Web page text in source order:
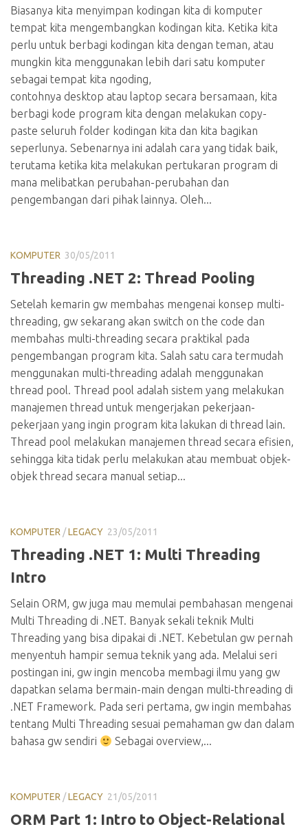
Biasanya kita menyimpan kodingan kita di komputer
tempat kita mengembangkan kodingan kita. Ketika kita
perlu untuk berbagi kodingan kita dengan teman, atau
mungkin kita menggunakan lebih dari satu komputer
sebagai tempat kita ngoding,
contohnya desktop atau laptop secara bersamaan, kita
berbagi kode program kita dengan melakukan copy-
paste seluruh folder kodingan kita dan kita bagikan
seperlunya. Sebenarnya ini adalah cara yang tidak baik,
terutama ketika kita melakukan pertukaran program di
mana melibatkan perubahan-perubahan dan
pengembangan dari pihak lainnya. Oleh...
KOMPUTER 30/05/2011
Threading .NET 2: Thread Pooling
Setelah kemarin gw membahas mengenai konsep multi-
threading, gw sekarang akan switch on the code dan
membahas multi-threading secara praktikal pada
pengembangan program kita. Salah satu cara termudah
menggunakan multi-threading adalah menggunakan
thread pool. Thread pool adalah sistem yang melakukan
manajemen thread untuk mengerjakan pekerjaan-
pekerjaan yang ingin program kita lakukan di thread lain.
Thread pool melakukan manajemen thread secara efisien,
sehingga kita tidak perlu melakukan atau membuat objek-
objek thread secara manual setiap...
KOMPUTER /LEGACY 23/05/2011
Threading .NET 1: Multi Threading
Intro
Selain ORM, gw juga mau memulai pembahasan mengenai
Multi Threading di .NET. Banyak sekali teknik Multi
Threading yang bisa dipakai di .NET. Kebetulan gw pernah
menyentuh hampir semua teknik yang ada. Melalui seri
postingan ini, gw ingin mencoba membagi ilmu yang gw
dapatkan selama bermain-main dengan multi-threading di
.NET Framework. Pada seri pertama, gw ingin membahas
tentang Multi Threading sesuai pemahaman gw dan dalam
bahasa gw sendiri
Sebagai overview,...
KOMPUTER /LEGACY 21/05/2011
ORM Part 1: Intro to Object-Relational